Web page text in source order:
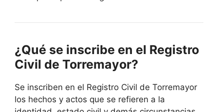
¿Qué se inscribe en el Registro
Civil de Torremayor?
Se inscriben en el Registro Civil de Torremayor
los hechos y actos que se refieren a la